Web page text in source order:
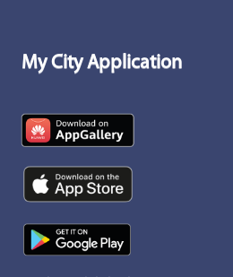
My City Application